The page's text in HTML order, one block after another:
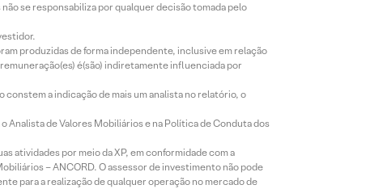
se responsabiliza por qualquer decisão tomada pelo
produzidas de forma independente, inclusive em relação
é(são) indiretamente influenciada por
a indicação de mais um analista no relatório, o
Analista de Valores Mobiliários e na Política de Conduta dos
atividades por meio da XP, em conformidade com a
– ANCORD. O assessor de investimento não pode
para a realização de qualquer operação no mercado de